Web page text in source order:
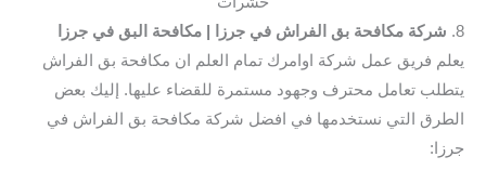
8. شركة مكافحة بق الفراش في جرزا
| مكافحة البق في جرزا
يعلم فريق عمل شركة اوامرك تمام العلم ان مكافحة بق الفراش
يتطلب تعامل محترف وجهود مستمرة للقضاء عليها. إليك بعض
الطرق التي نستخدمها في افضل شركة مكافحة بق الفراش في
جرزا: